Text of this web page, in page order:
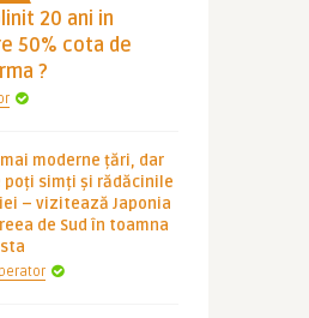
20 ani in
50% cota de
?
moderne țări, dar
poți simți și rădăcinile
– vizitează Japonia
de Sud în toamna